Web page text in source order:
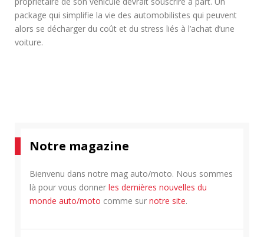
package qui simplifie la vie des automobilistes qui peuvent
alors se décharger du coût et du stress liés à l’achat d’une
voiture.
Notre magazine
Bienvenu dans notre mag auto/moto. Nous sommes
là pour vous donner les dernières nouvelles du
monde auto/moto comme sur notre site.